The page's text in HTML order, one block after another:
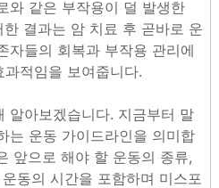
와 같은 부작용이 덜 발생한
결과는 암 치료 후 곧바로 운
자들의 회복과 부작용 관리에
적임을 보여줍니다.
알아보겠습니다. 지금부터 말
는 운동 가이드라인을 의미합
앞으로 해야 할 운동의 종류,
동의 시간을 포함하며 미스포